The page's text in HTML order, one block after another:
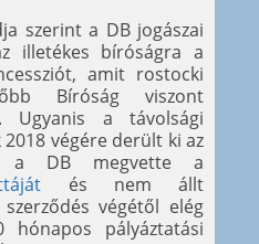
szerint a DB jogászai
illetékes bíróságra a
amit rostocki
Bíróság viszont
Ugyanis a távolsági
végére derült ki az
a DB megvette a
és nem állt
végétől elég
pályáztatási